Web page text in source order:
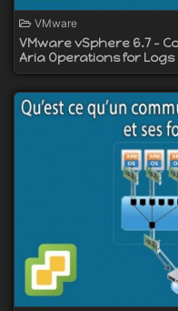
VMware
VMware vSphere 6.7 -
Aria Operations for Logs